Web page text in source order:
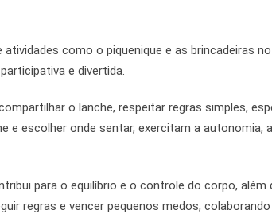
como o piquenique e as brincadeiras
e divertida.
o lanche, respeitar regras simples,
e escolher onde sentar, exercitam a autonomia, a
para o equilíbrio e o controle do corpo, além
regras e vencer pequenos medos,